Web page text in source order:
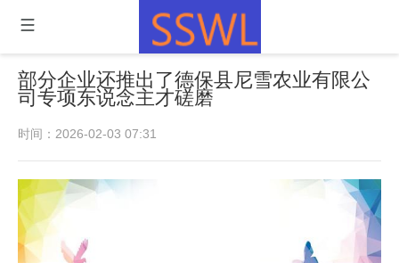
部分企业还推出了德保县尼雪农业有限公
司专项东说念主才磋磨
时间：2026-02-03 07:31